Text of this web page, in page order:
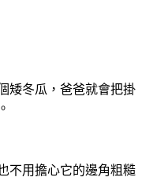
矮冬瓜，爸爸就會把掛
不用擔心它的邊角粗糙